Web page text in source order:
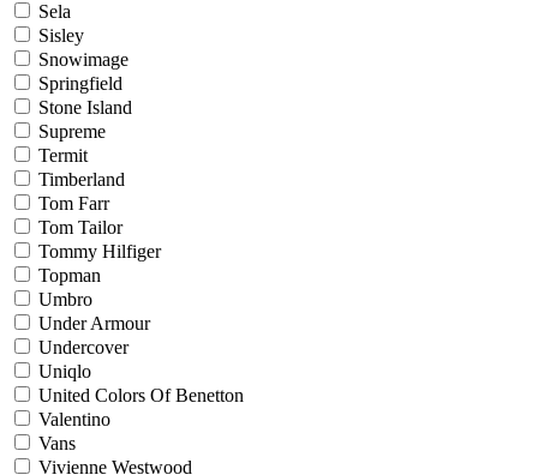
Sela
Sisley
Snowimage
Springfield
Stone Island
Supreme
Termit
Timberland
Tom Farr
Tom Tailor
Tommy Hilfiger
Topman
Umbro
Under Armour
Undercover
Uniqlo
United Colors Of Benetton
Valentino
Vans
Vivienne Westwood